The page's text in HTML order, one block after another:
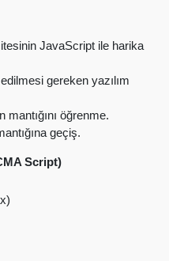
JavaScript ile harika
gereken yazılım
mantığını öğrenme.
geçiş.
Script)